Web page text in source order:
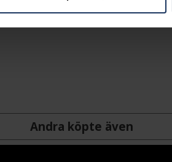
Andra köpte även